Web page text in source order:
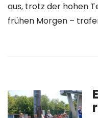
aus, trotz der hohen
frühen Morgen –